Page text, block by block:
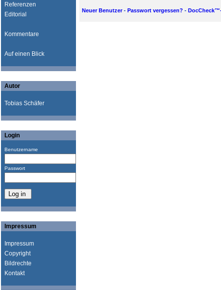
Referenzen
Editorial
Kommentare
Auf einen Blick
Autor
Tobias Schäfer
Login
Benutzername
Passwort
Impressum
Impressum
Copyright
Bildrechte
Kontakt
Neuer Benutzer- Passwort vergessen? -